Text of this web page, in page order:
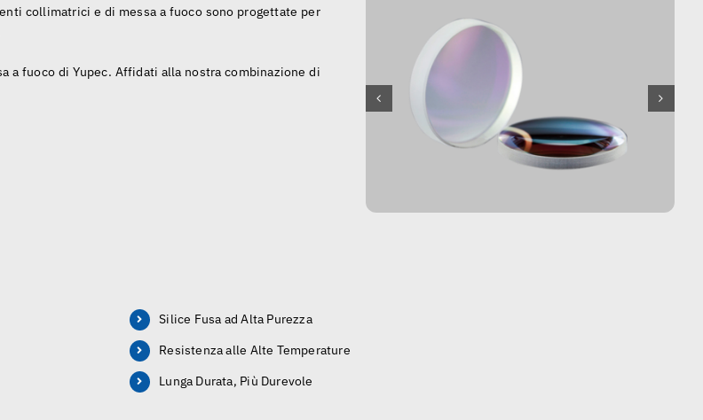
collimatrici e di messa a fuoco sono progettate per
a fuoco di Yupec. Affidati alla nostra combinazione di
Silice Fusa ad Alta Purezza
Resistenza alle Alte Temperature
Lunga Durata, Più Durevole